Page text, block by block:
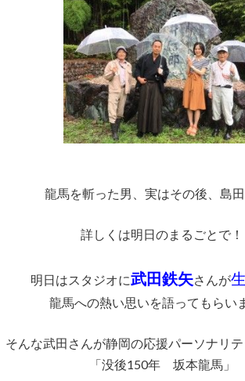
龍馬を斬った男、実はその後、島田
詳しくは明日のまるごとで！
明日はスタジオに武田鉄矢さんが
龍馬への熱い思いを語ってもらい
そんな武田さんが静岡の応援パーソナリ
「没後150年 坂本龍馬」